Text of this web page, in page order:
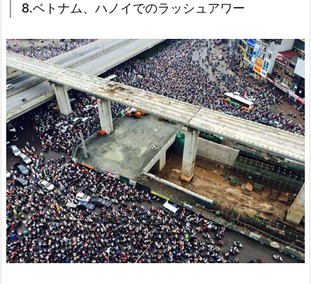
8.ベトナム、ハノイでのラッシュアワー